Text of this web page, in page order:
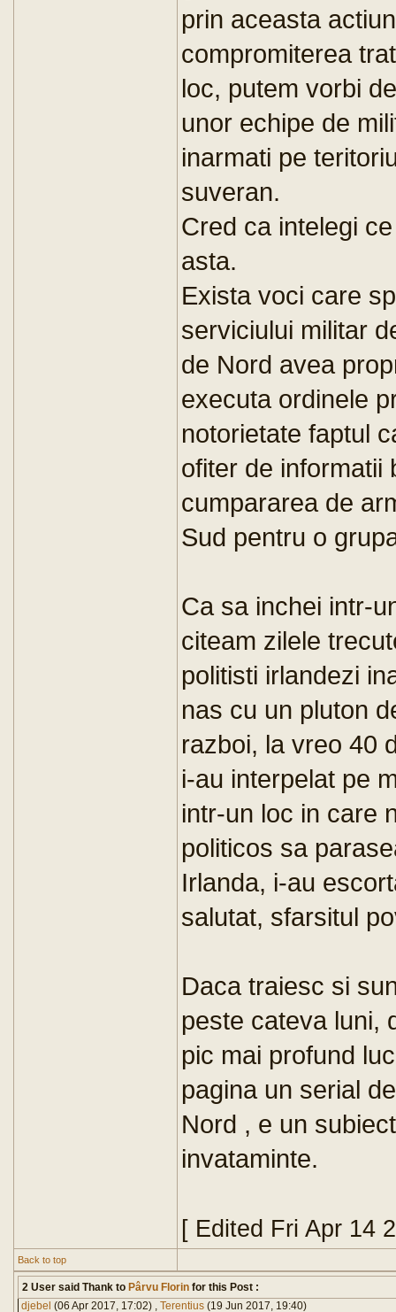
prin aceasta
compromiterea
loc, putem vorbi
unor echipe de
inarmati pe
suveran.
Cred ca intelegi
asta.
Exista voci care
serviciului militar
de Nord avea
executa ordinele
notorietate faptul
ofiter de informatii
cumpararea de
Sud pentru o
Ca sa inchei intr-
citeam zilele
politisti irlandezi
nas cu un pluton
razboi, la vreo 40
i-au interpelat pe
intr-un loc in care
politicos sa
Irlanda, i-au
salutat, sfarsitul
Daca traiesc si
peste cateva luni,
pic mai profund
pagina un serial
Nord , e un
invataminte.
[ Edited Fri Apr 14
Back to top
2 User said Thank to Pârvu Florin for this Post :
djebel (06 Apr 2017, 17:02) , Terentius (19 Jun 2017, 19:40)